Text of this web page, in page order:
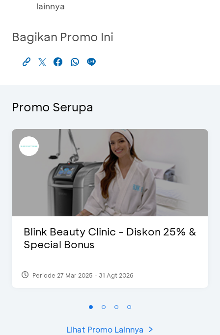
lainnya
Bagikan Promo Ini
Promo Serupa
Blink Beauty Clinic - Diskon 25% &
Special Bonus
Periode 27 Mar 2025 - 31 Agt 2026
Lihat Promo Lainnya